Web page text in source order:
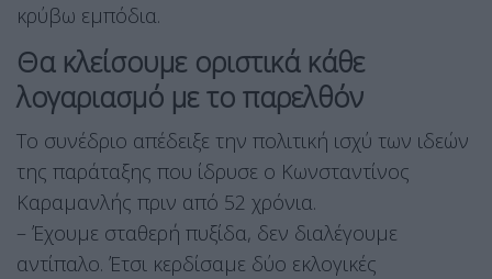
κρύβω εμπόδια.
Θα κλείσουμε οριστικά κάθε
λογαριασμό με το παρελθόν
Το συνέδριο απέδειξε την πολιτική ισχύ των ιδεών
της παράταξης που ίδρυσε ο Κωνσταντίνος
Καραμανλής πριν από 52 χρόνια.
– Έχουμε σταθερή πυξίδα, δεν διαλέγουμε
αντίπαλο. Έτσι κερδίσαμε δύο εκλογικές